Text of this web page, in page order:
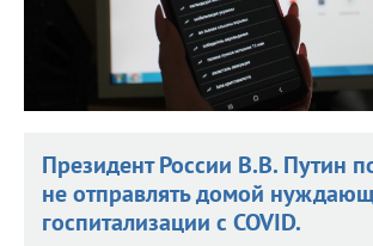
Президент России В.В. Путин
не отправлять домой
госпитализации с COVID.